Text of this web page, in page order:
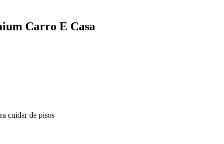
Carro E Casa
cuidar de pisos